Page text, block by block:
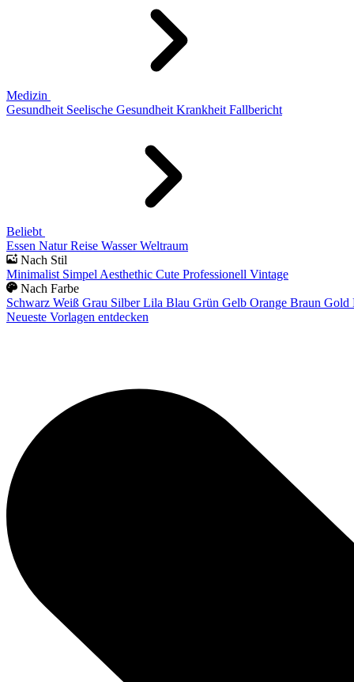
Medizin
Gesundheit Seelische Gesundheit Krankheit Fallbericht
Beliebt
Essen Natur Reise Wasser Weltraum
Nach Stil
Minimalist Simpel Aesthethic Cute Professionell Vintage
Nach Farbe
Schwarz Weiß Grau Silber Lila Blau Grün Gelb Orange Braun Gold
Neueste Vorlagen entdecken